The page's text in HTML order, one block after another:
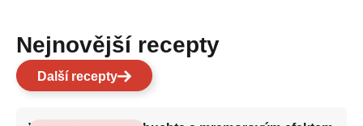
Nejnovější recepty
Další recepty